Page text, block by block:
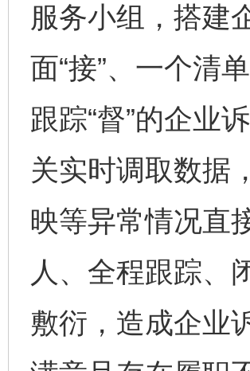
服务小组，搭建
面“接”、一个清
跟踪“督”的企业
关实时调取数据
映等异常情况直
人、全程跟踪、
敷衍，造成企业